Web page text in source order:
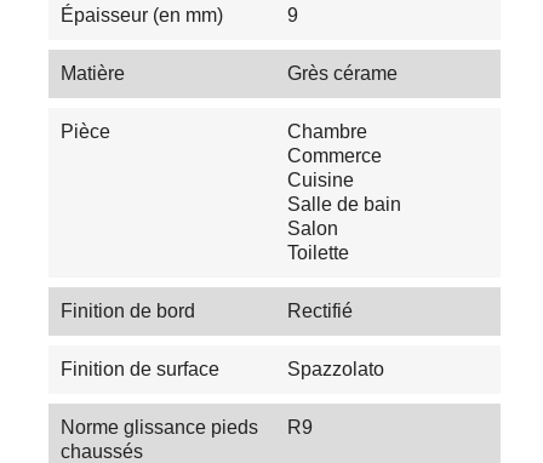
Épaisseur (en mm) 9
Matière Grès cérame
Pièce
Chambre
Commerce
Cuisine
Salle de bain
Salon
Toilette
Finition de bord Rectifié
Finition de surface Spazzolato
Norme glissance pieds
chaussés
R9